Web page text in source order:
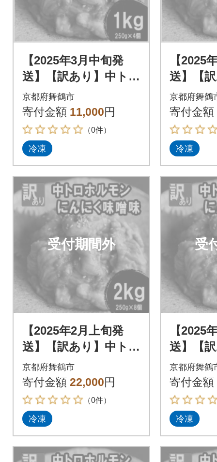
【2025年3月中旬発
送】【訳あり】中トロ
ホルモン シマ腸 1kg
(250g×4) 大蒜味噌味
京都府舞鶴市
寄付金額 11,000円
（0件）
冷凍
【2025
送】【
ホルモ
京都府舞鶴
寄付金額
冷凍
受付期間外
【2025年2月上旬発
送】【訳あり】中トロ
ホルモン シマ腸 2kg
(250g×8) 大蒜味噌味
京都府舞鶴市
寄付金額 22,000円
（0件）
冷凍
受
【2025
送】【
ホルモ
京都府舞鶴
寄付金額
冷凍